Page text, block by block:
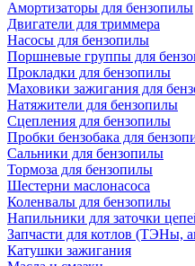
Амортизаторы для бензопилы
Двигатели для триммера
Насосы для бензопилы
Поршневые группы для
Прокладки для бензопилы
Маховики зажигания для
Натяжители для бензопилы
Сцепления для бензопилы
Пробки бензобака для
Сальники для бензопилы
Тормоза для бензопилы
Шестерни маслонасоса
Коленвалы для бензопилы
Напильники для заточки
Запчасти для котлов (ТЭНы,
Катушки зажигания